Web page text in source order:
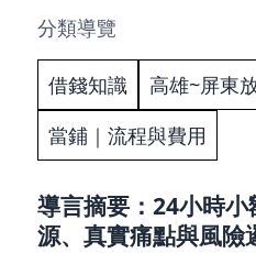
分類導覽
借錢知識
高雄~屏東
當鋪｜流程與費用
導言摘要：24小時
源、真實痛點與風險